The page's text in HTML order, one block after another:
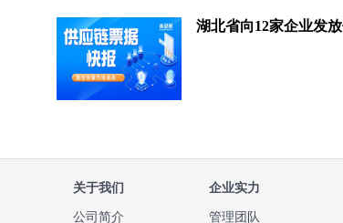
关于我们
公司简介
企业实力
管理团队